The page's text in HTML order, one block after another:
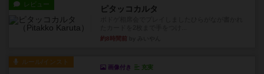
レビュー ピタッコカルタ
約8時間前
ルール/インスト
画像付き 充実